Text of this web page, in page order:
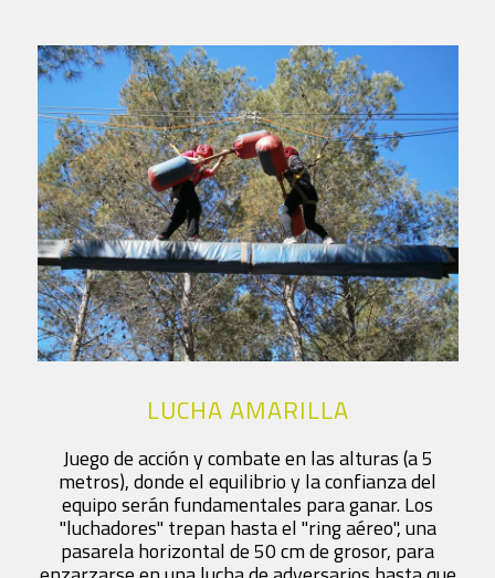
LUCHA AMARILLA
Juego de acción y combate en las alturas (a 5
metros), donde el equilibrio y la confianza del
equipo serán fundamentales para ganar. Los
"luchadores" trepan hasta el "ring aéreo", una
pasarela horizontal de 50 cm de grosor, para